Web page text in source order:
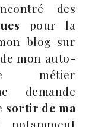
des
pour la
blog sur
mon auto-
métier
demande
sortir de ma